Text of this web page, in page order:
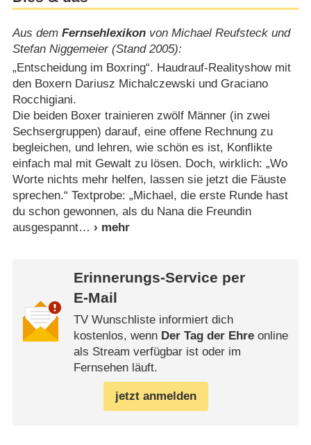
Aus dem Fernsehlexikonvon Michael Reufsteck und
Stefan Niggemeier (Stand 2005):
„Entscheidung im Boxring“. Haudrauf-Realityshow mit
den Boxern Dariusz Michalczewski und Graciano
Rocchigiani.
Die beiden Boxer trainieren zwölf Männer (in zwei
Sechsergruppen) darauf, eine offene Rechnung zu
begleichen, und lehren, wie schön es ist, Konflikte
einfach mal mit Gewalt zu lösen. Doch, wirklich: „Wo
Worte nichts mehr helfen, lassen sie jetzt die Fäuste
sprechen.“ Textprobe: „Michael, die erste Runde hast
du schon gewonnen, als du Nana die Freundin
ausgespannt
Erinnerungs-Service per
E-Mail
TV Wunschliste informiert dich
kostenlos, wenn Der Tag der Ehreonline
als Stream verfügbar ist oder im
Fernsehen läuft.
jetzt anmelden